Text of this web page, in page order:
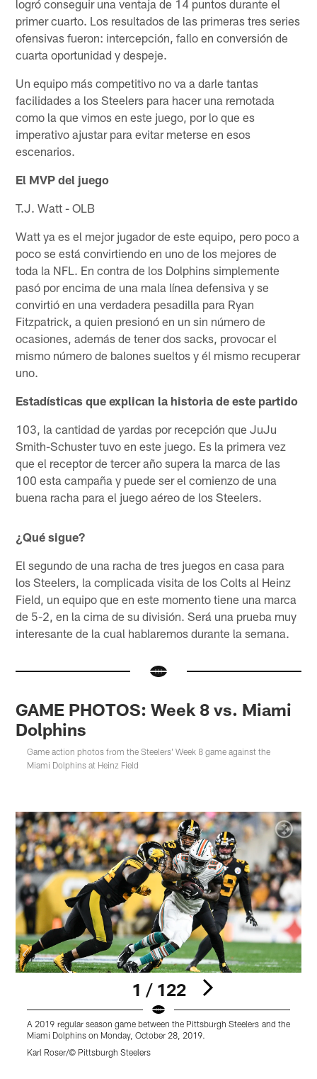
logró conseguir una ventaja de 14 puntos durante el
primer cuarto. Los resultados de las primeras tres series
ofensivas fueron: intercepción, fallo en conversión de
cuarta oportunidad y despeje.
Un equipo más competitivo no va a darle tantas
facilidades a los Steelers para hacer una remotada
como la que vimos en este juego, por lo que es
imperativo ajustar para evitar meterse en esos
escenarios.
El MVP del juego
T.J. Watt - OLB
Watt ya es el mejor jugador de este equipo, pero poco a
poco se está convirtiendo en uno de los mejores de
toda la NFL. En contra de los Dolphins simplemente
pasó por encima de una mala línea defensiva y se
convirtió en una verdadera pesadilla para Ryan
Fitzpatrick, a quien presionó en un sin número de
ocasiones, además de tener dos sacks, provocar el
mismo número de balones sueltos y él mismo recuperar
uno.
Estadísticas que explican la historia de este partido
103, la cantidad de yardas por recepción que JuJu
Smith-Schuster tuvo en este juego. Es la primera vez
que el receptor de tercer año supera la marca de las
100 esta campaña y puede ser el comienzo de una
buena racha para el juego aéreo de los Steelers.
¿Qué sigue?
El segundo de una racha de tres juegos en casa para
los Steelers, la complicada visita de los Colts al Heinz
Field, un equipo que en este momento tiene una marca
de 5-2, en la cima de su división. Será una prueba muy
interesante de la cual hablaremos durante la semana.
GAME PHOTOS: Week 8 vs. Miami
Dolphins
Game action photos from the Steelers' Week 8 game against the
Miami Dolphins at Heinz Field
1 / 122
A 2019 regular season game between the Pittsburgh Steelers and the
Miami Dolphins on Monday, October 28, 2019.
Karl Roser/© Pittsburgh Steelers